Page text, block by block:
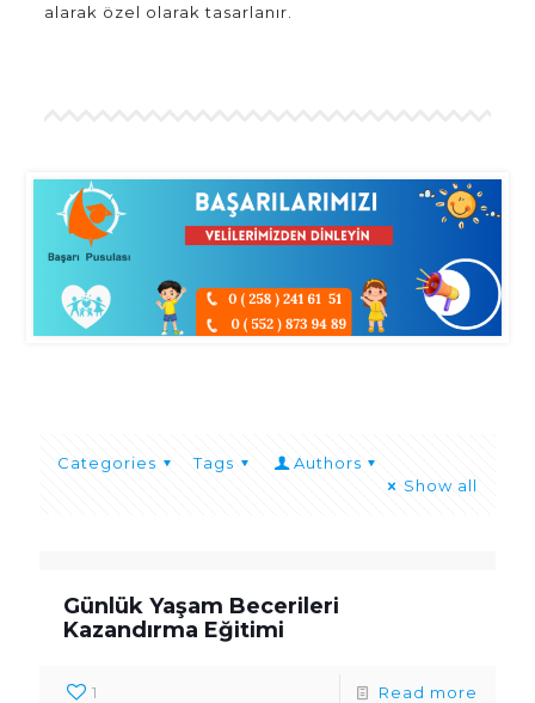
alarak özel olarak tasarlanır.
Categories Tags
Authors
Show all
Günlük Yaşam Becerileri
Kazandırma Eğitimi
1 Read more